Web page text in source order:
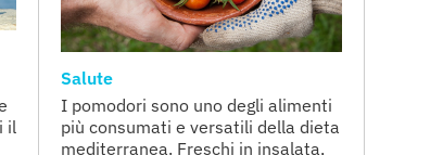
il
Salute
I pomodori sono uno degli alimenti
più consumati e versatili della dieta
mediterranea. Freschi in insalata,